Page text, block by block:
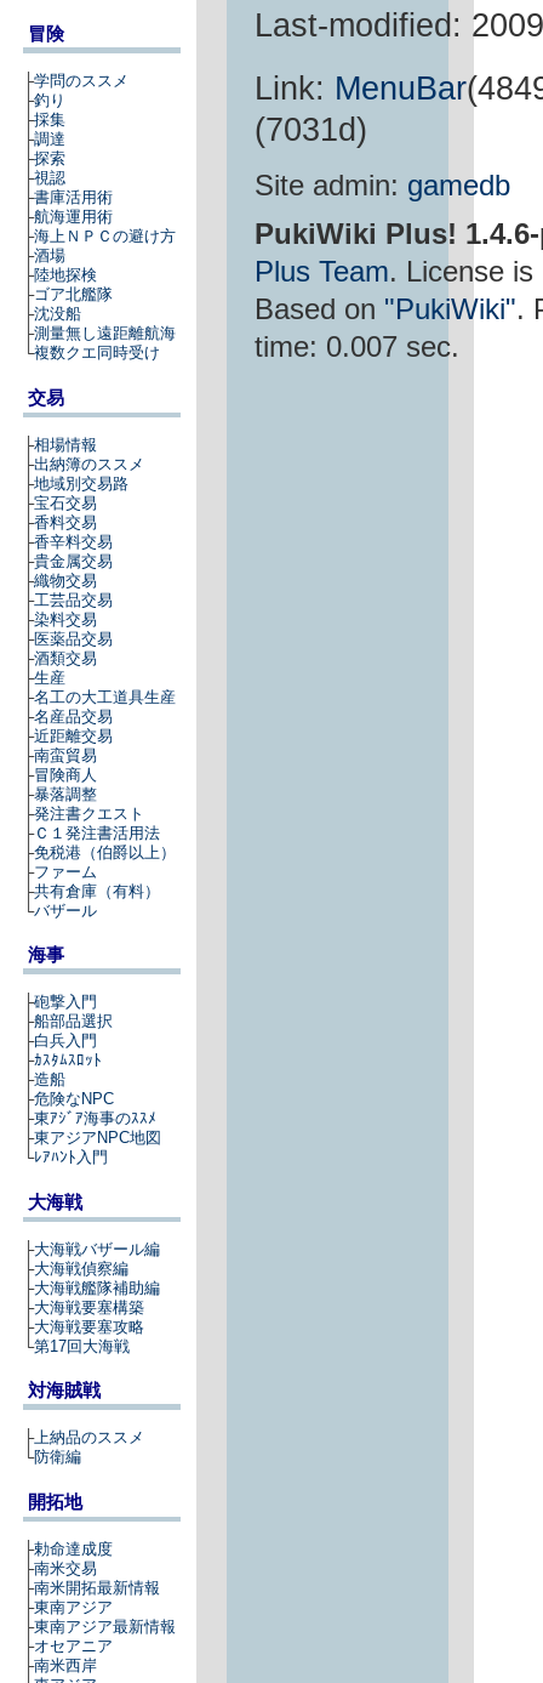
冒険
├学問のススメ
├釣り
├採集
├調達
├探索
├視認
├書庫活用術
├航海運用術
├海上ＮＰＣの避け方
├酒場
├陸地探検
├ゴア北艦隊
├沈没船
├測量無し遠距離航海
└複数クエ同時受け
交易
├相場情報
├出納簿のススメ
├地域別交易路
├宝石交易
├香料交易
├香辛料交易
├貴金属交易
├織物交易
├工芸品交易
├染料交易
├医薬品交易
├酒類交易
├生産
├名工の大工道具生産
├名産品交易
├近距離交易
├南蛮貿易
├冒険商人
├暴落調整
├発注書クエスト
├Ｃ１発注書活用法
├免税港（伯爵以上）
├ファーム
├共有倉庫（有料）
└バザール
海事
├砲撃入門
├船部品選択
├白兵入門
├ｶｽﾀﾑｽﾛｯﾄ
├造船
├危険なNPC
├東ｱｼﾞｱ海事のｽｽﾒ
├東アジアNPC地図
└ﾚｱﾊﾝﾄ入門
大海戦
├大海戦バザール編
├大海戦偵察編
├大海戦艦隊補助編
├大海戦要塞構築
├大海戦要塞攻略
└第17回大海戦
対海賊戦
├上納品のススメ
└防衛編
開拓地
├勅命達成度
├南米交易
├南米開拓最新情報
├東南アジア
├東南アジア最新情報
├オセアニア
├南米西岸
Last-modified:
Link: MenuBar
(7031d)
Site admin: gamedb
PukiWiki Plus!
Plus Team. License is
Based on "PukiWiki".
time: 0.007 sec.